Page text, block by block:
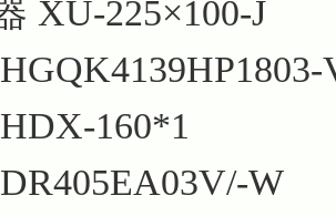
XU-225×100-J
160*1
W